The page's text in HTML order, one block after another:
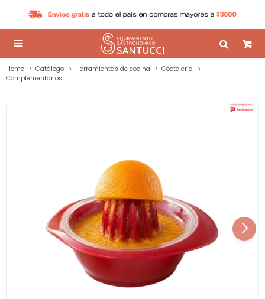

Home Catálogo Herramientas de cocina
Coctelería
Complementarios